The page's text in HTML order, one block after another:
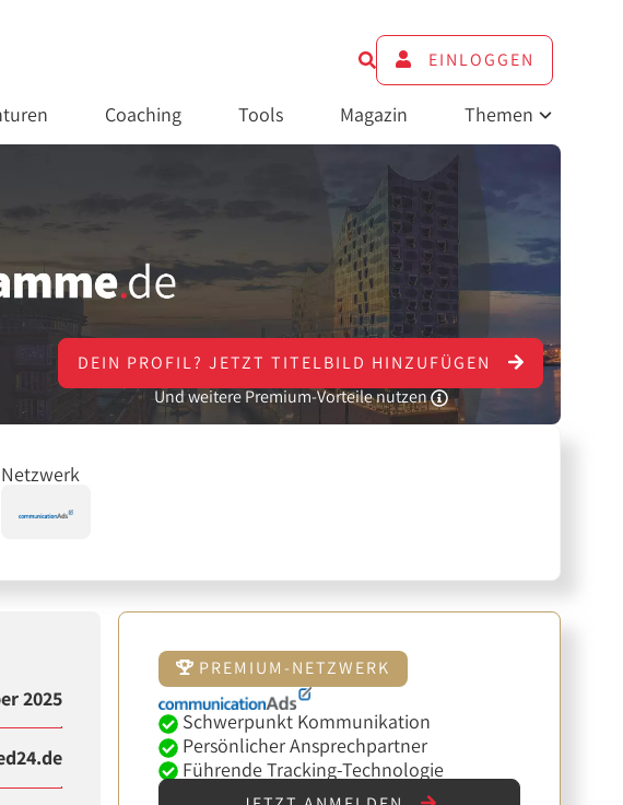
EINLOGGEN
Coaching Tools Magazin Themen
DEIN PROFIL? JETZT TITELBILD HINZUFÜGEN
Und weitere Premium-Vorteile nutzen
Netzwerk
2025
PREMIUM-NETZWERK
Schwerpunkt Kommunikation
Persönlicher Ansprechpartner
Führende Tracking-Technologie